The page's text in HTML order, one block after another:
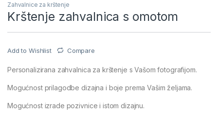
Zahvalnice za krštenje
Krštenje zahvalnica s omotom
Add to Wishlist Compare
Personalizirana zahvalnica za krštenje s Vašom fotografijom.
Mogućnost prilagodbe dizajna i boje prema Vašim željama.
Mogućnost izrade pozivnice i istom dizajnu.